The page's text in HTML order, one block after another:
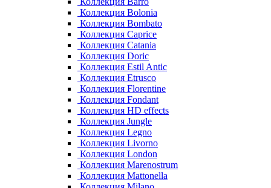
Коллекция Bolonia
Коллекция Bombato
Коллекция Caprice
Коллекция Catania
Коллекция Doric
Коллекция Estil Antic
Коллекция Etrusco
Коллекция Florentine
Коллекция Fondant
Коллекция HD effects
Коллекция Jungle
Коллекция Legno
Коллекция Livorno
Коллекция London
Коллекция Marenostrum
Коллекция Mattonella